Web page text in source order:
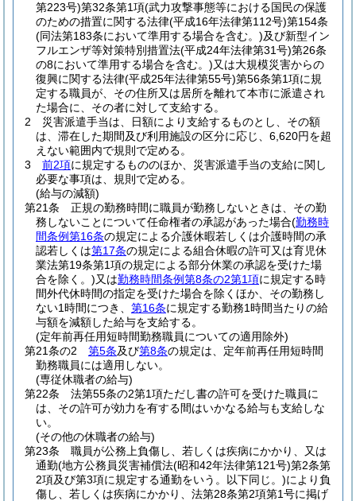
第223号)第32条第1項(武力攻撃事態等における国民の保護
のための措置に関する法律(平成16年法律第112号)第154条
(同法第183条において準用する場合を含む。)及び新型イン
フルエンザ等対策特別措置法(平成24年法律第31号)第26条
の8において準用する場合を含む。)又は大規模災害からの
復興に関する法律(平成25年法律第55号)第56条第1項に規
定する職員が、その住所又は居所を離れて本市に派遣され
た場合に、その者に対して支給する。
2
災害派遣手当は、日額により支給するものとし、その額
は、滞在した期間及び利用施設の区分に応じ、6,620円を超
えない範囲内で規則で定める。
3
前2項に規定するもののほか、災害派遣手当の支給に関し
必要な事項は、規則で定める。
(給与の減額)
第21条
正規の勤務時間に職員が勤務しないときは、その勤
務しないことについて任命権者の承認があった場合(勤務時
間条例第16条の規定による介護休暇若しくは介護時間の承
認若しくは第17条の規定による組合休暇の許可又は育児休
業法第19条第1項の規定による部分休業の承認を受けた場
合を除く。)又は勤務時間条例第8条の2第1項に規定する時
間外代休時間の指定を受けた場合を除くほか、その勤務し
ない1時間につき、 第16条に規定する勤務1時間当たりの給
与額を減額した給与を支給する。
(定年前再任用短時間勤務職員についての適用除外)
第21条の2
第5条及び第8条の規定は、定年前再任用短時間
勤務職員には適用しない。
(専従休職者の給与)
第22条
法第55条の2第1項ただし書の許可を受けた職員に
は、その許可が効力を有する間はいかなる給与も支給しな
い。
(その他の休職者の給与)
第23条
職員が公務上負傷し、若しくは疾病にかかり、又は
通勤(地方公務員災害補償法(昭和42年法律第121号)第2条第
2項及び第3項に規定する通勤をいう。以下同じ。)により負
傷し、若しくは疾病にかかり、法第28条第2項第1号に掲げ